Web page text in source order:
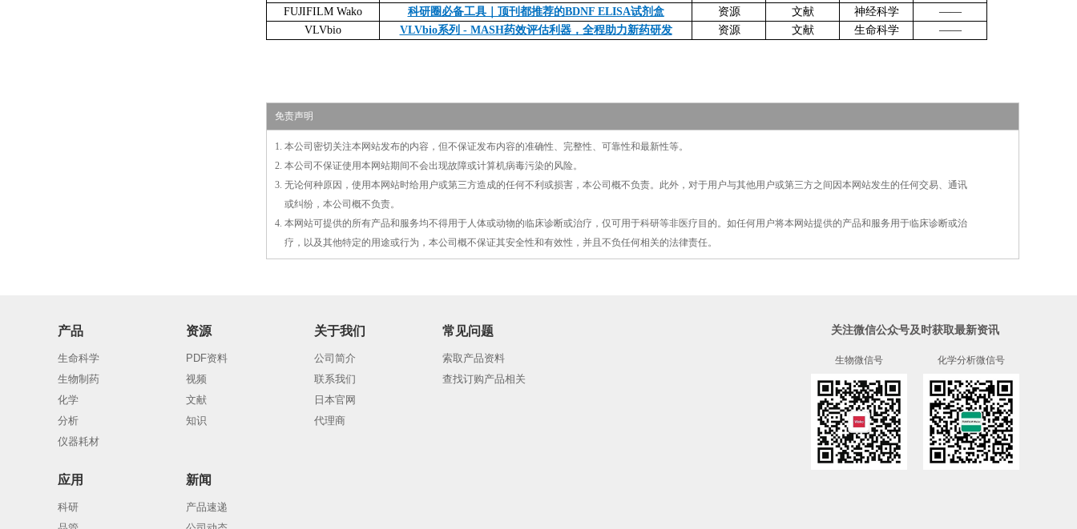
FUJIFILM Wako
科研圈必备工具｜顶刊都推荐的BDNF ELISA试剂盒 资源 文献 神经科学
——
VLVbio
VLVbio系列 - MASH药效评估利器，全程助力新药研发 资源 文献 生命科学 ——
免责声明
1. 本公司密切关注本网站发布的内容，但不保证发布内容的准确性、完整性、可靠性和最新性等。
2. 本公司不保证使用本网站期间不会出现故障或计算机病毒污染的风险。
3. 无论何种原因，使用本网站时给用户或第三方造成的任何不利或损害，本公司概不负责。此外，对于用户与其他用户或第三方之间因本网站发生的任何交易、通讯
或纠纷，本公司概不负责。
4. 本网站可提供的所有产品和服务均不得用于人体或动物的临床诊断或治疗，仅可用于科研等非医疗目的。如任何用户将本网站提供的产品和服务用于临床诊断或治
疗，以及其他特定的用途或行为，本公司概不保证其安全性和有效性，并且不负任何相关的法律责任。
产品
生命科学
生物制药
化学
分析
仪器耗材
资源
PDF资料
视频
文献
知识
关于我们
公司简介
联系我们
日本官网
代理商
常见问题
索取产品资料
查找订购产品相关
应用
科研
新闻
产品速递
关注微信公众号及时获取最新资讯
生物微信号 化学分析微信号